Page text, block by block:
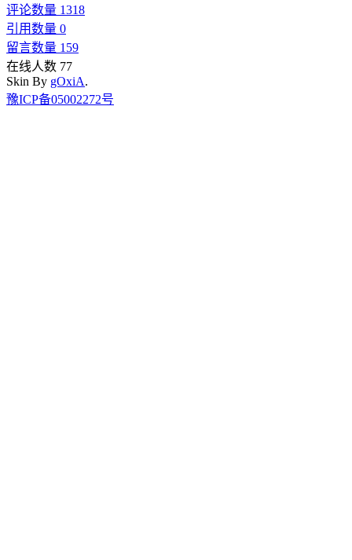
评论数量 1318
引用数量 0
留言数量 159
在线人数 77
Skin By gOxiA.
豫ICP备05002272号